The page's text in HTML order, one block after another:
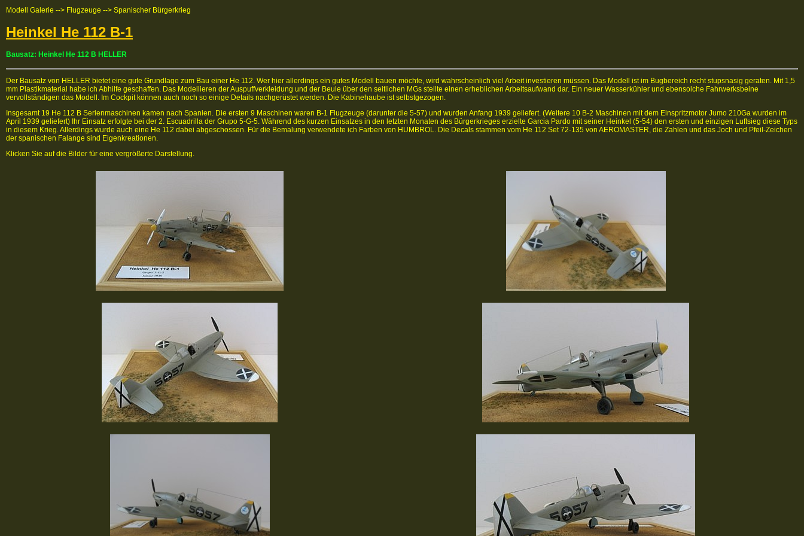
Modell Galerie --> Flugzeuge --> Spanischer Bürgerkrieg
Heinkel He 112 B-1
Bausatz: Heinkel He 112 B HELLER
Der Bausatz von HELLER bietet eine gute Grundlage zum Bau einer He 112. Wer hier allerdings ein gutes Modell bauen möchte, wird wahrscheinlich viel Arbeit investieren müssen. Das Modell ist im Bugbereich recht stupsnasig geraten. Mit 1,5
mm Plastikmaterial habe ich Abhilfe geschaffen. Das Modellieren der Auspuffverkleidung und der Beule über den seitlichen MGs stellte einen erheblichen Arbeitsaufwand dar. Ein neuer Wasserkühler und ebensolche Fahrwerksbeine
vervollständigen das Modell. Im Cockpit können auch noch so einige Details nachgerüstet werden. Die Kabinehaube ist selbstgezogen.
Insgesamt 19 He 112 B Serienmaschinen kamen nach Spanien. Die ersten 9 Maschinen waren B-1 Flugzeuge (darunter die 5-57) und wurden Anfang 1939 geliefert. (Weitere 10 B-2 Maschinen mit dem Einspritzmotor Jumo 210Ga wurden im
April 1939 geliefert) Ihr Einsatz erfolgte bei der 2. Escuadrilla der Grupo 5-G-5. Während des kurzen Einsatzes in den letzten Monaten des Bürgerkrieges erzielte Garcia Pardo mit seiner Heinkel (5-54) den ersten und einzigen Luftsieg diese Typs
in diesem Krieg. Allerdings wurde auch eine He 112 dabei abgeschossen. Für die Bemalung verwendete ich Farben von HUMBROL. Die Decals stammen vom He 112 Set 72-135 von AEROMASTER, die Zahlen und das Joch und Pfeil-Zeichen
der spanischen Falange sind Eigenkreationen.
Klicken Sie auf die Bilder für eine vergrößerte Darstellung.